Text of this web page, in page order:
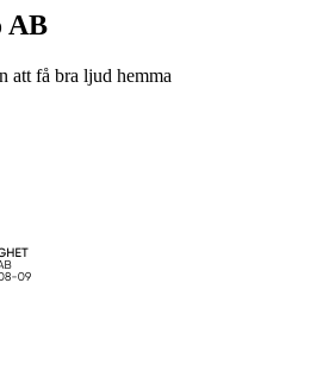
AB
att få bra ljud hemma